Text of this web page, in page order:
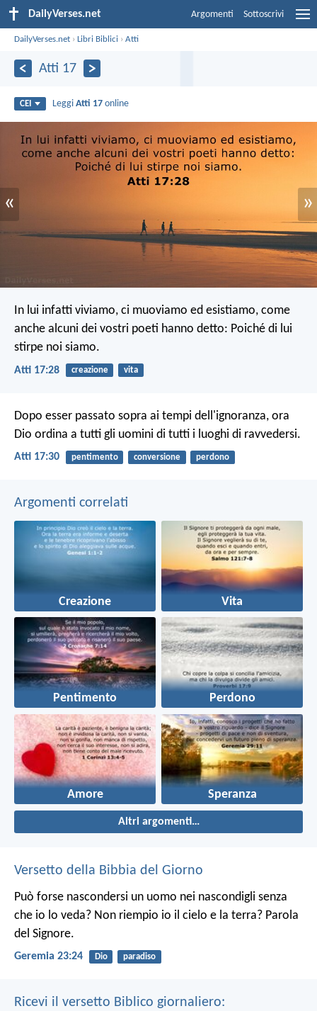
DailyVerses.net Argomenti Sottoscrivi
DailyVerses.net ›Libri Biblici ›Atti
Atti 17
CEI LeggiAtti 17 online
« »
In lui infatti viviamo, ci muoviamo ed esistiamo, come
anche alcuni dei vostri poeti hanno detto: Poiché di lui
stirpe noi siamo.
Atti 17:28 creazione vita
Dopo esser passato sopra ai tempi dell'ignoranza, ora
Dio ordina a tutti gli uomini di tutti i luoghi di ravvedersi.
Atti 17:30 pentimento conversione perdono
Argomenti correlati
Creazione Vita
Pentimento Perdono
Amore Speranza
Altri argomenti…
Versetto della Bibbia del Giorno
Può forse nascondersi un uomo nei nascondigli senza
che io lo veda? Non riempio io il cielo e la terra? Parola
del Signore.
Geremia 23:24 Dio paradiso
Ricevi il versetto Biblico giornaliero: